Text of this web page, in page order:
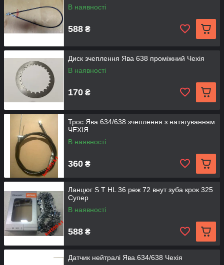
В наявності
588 ₴
Диск зчеплення Ява 638 проміжний Чехія
В наявності
170 ₴
Трос Ява 634/638 зчеплення з натягуванням
ЧЕХІЯ
В наявності
360 ₴
Ланцюг S T HL 36 реж 72 внут зуба крок 325
Супер
В наявності
588 ₴
Датчик нейтралі Ява.634/638 Чехія